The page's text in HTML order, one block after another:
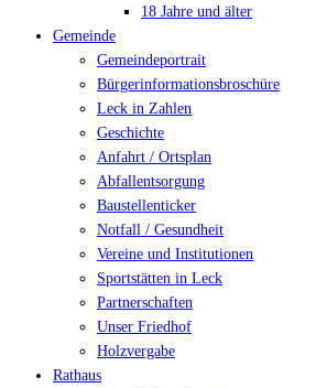
18 Jahre und älter
Gemeinde
Gemeindeportrait
Bürgerinformationsbroschüre
Leck in Zahlen
Geschichte
Anfahrt / Ortsplan
Abfallentsorgung
Baustellenticker
Notfall / Gesundheit
Vereine und Institutionen
Sportstätten in Leck
Partnerschaften
Unser Friedhof
Holzvergabe
Rathaus